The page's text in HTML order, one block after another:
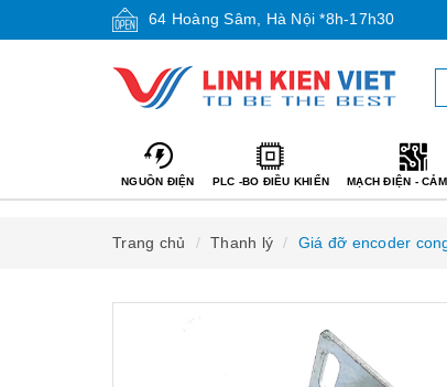
64 Hoàng Sâm, Hà Nội *8h-17h30
NGUỒN ĐIỆN PLC -BO ĐIỀU KHIỂN MẠCH ĐIỆN -
Trang chủ Thanh lý Giá đỡ encoder